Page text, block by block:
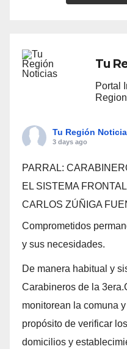
Tu
Portal
Tu Región
3 days ago
PARRAL:
EL SISTEMA
CARLOS ZÚÑIGA
Comprometidos
y sus necesidades.
De manera habitual y
Carabineros de la
monitorean la comuna
propósito de verificar
domicilios y